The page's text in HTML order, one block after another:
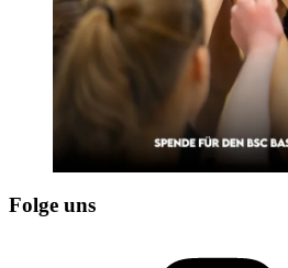
Folge uns